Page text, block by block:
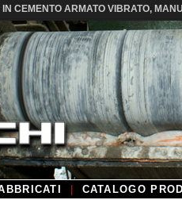
CEMENTO ARMATO VIBRATO,
CATALOGO